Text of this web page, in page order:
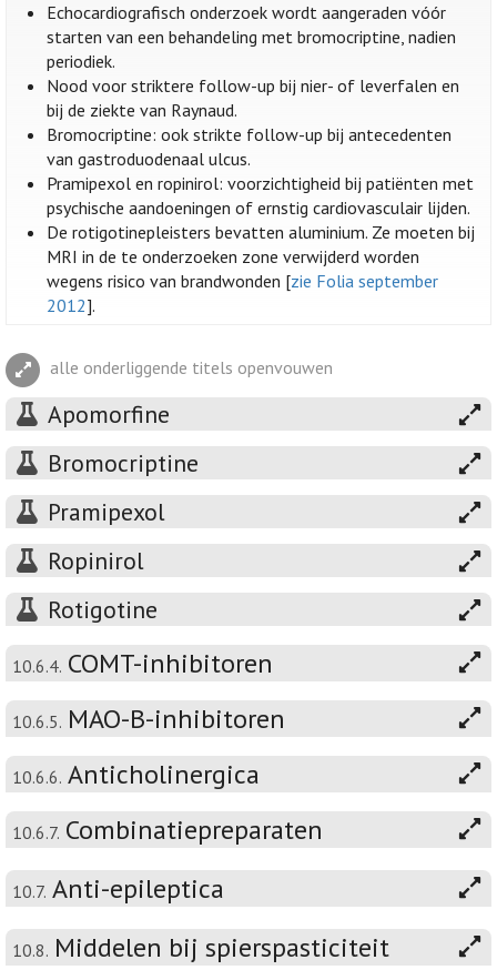
Echocardiografisch onderzoek wordt aangeraden vóór
starten van een behandeling met bromocriptine, nadien
periodiek.
Nood voor striktere follow-up bij nier- of leverfalen en
bij de ziekte van Raynaud.
Bromocriptine: ook strikte follow-up bij antecedenten
van gastroduodenaal ulcus.
Pramipexol en ropinirol: voorzichtigheid bij patiënten met
psychische aandoeningen of ernstig cardiovasculair lijden.
De rotigotinepleisters bevatten aluminium. Ze moeten bij
MRI in de te onderzoeken zone verwijderd worden
wegens risico van brandwonden [zie Folia september
2012].
alle onderliggende titels openvouwen
Apomorfine
Bromocriptine
Pramipexol
Ropinirol
Rotigotine
10.6.4. COMT-inhibitoren
10.6.5. MAO-B-inhibitoren
10.6.6. Anticholinergica
10.6.7. Combinatiepreparaten
10.7. Anti-epileptica
10.8. Middelen bij spierspasticiteit